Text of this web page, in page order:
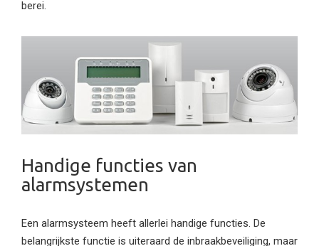
berei.
Handige functies van
alarmsystemen
Een alarmsysteem heeft allerlei handige functies. De
belangrijkste functie is uiteraard de inbraakbeveiliging, maar